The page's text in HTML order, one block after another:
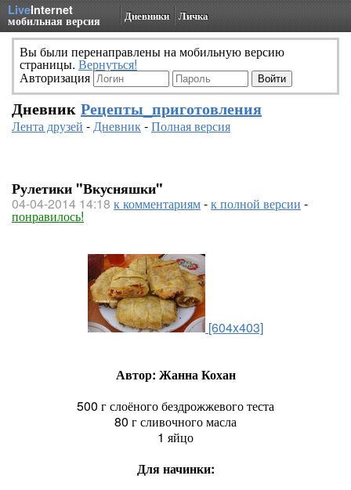
LiveInternet
мобильная версия Дневники Личка
Вы были перенаправлены на мобильную версию
страницы. Вернуться!
Авторизация
Дневник Рецепты_приготовления
Лента друзей -Дневник-Полная версия
Рулетики "Вкусняшки"
04-04-2014 14:18 к комментариям-к полной версии -
понравилось!
[604x403]
Автор: Жанна Кохан
500 г слоёного бездрожжевого теста
80 г сливочного масла
1 яйцо
Для начинки: